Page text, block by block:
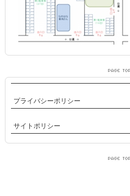
プライバシーポリシー
サイトポリシー